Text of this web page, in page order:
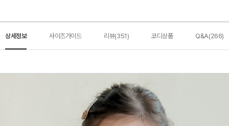
상세정보 사이즈가이드 리뷰(351) 코디상품 Q&A(266)